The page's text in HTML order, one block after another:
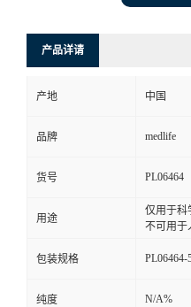
产品详请
产地 中国
品牌 medlife
货号 PL06464
用途
仅用于科
不可用于
包装规格 PL06464-
纯度 N/A%